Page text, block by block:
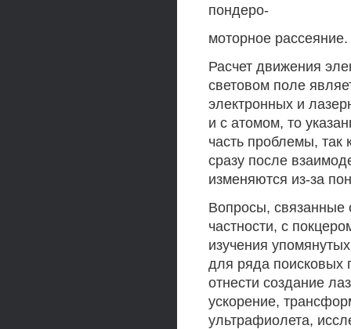
пондеро-
моторное рассеяние.
Расчет движения
световом поле
электронных и
и с атомом, то
часть проблемы, так
сразу после
изменяются из-за
Вопросы, связанные
частности, с
изучения
для ряда поисковых
отнести создание
ускорение,
ультрафиолета,